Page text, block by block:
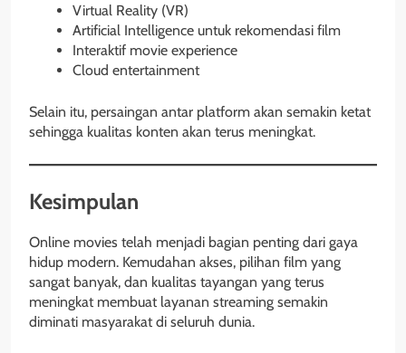
Virtual Reality (VR)
Artificial Intelligence untuk rekomendasi film
Interaktif movie experience
Cloud entertainment
Selain itu, persaingan antar platform akan semakin ketat
sehingga kualitas konten akan terus meningkat.
Kesimpulan
Online movies telah menjadi bagian penting dari gaya
hidup modern. Kemudahan akses, pilihan film yang
sangat banyak, dan kualitas tayangan yang terus
meningkat membuat layanan streaming semakin
diminati masyarakat di seluruh dunia.